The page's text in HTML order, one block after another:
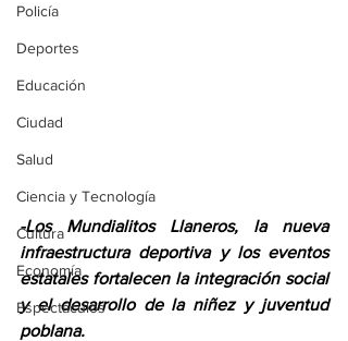
Policía
Deportes
Educación
Ciudad
Salud
Ciencia y Tecnología
Cultura
Economía
Espectáculos
-Los Mundialitos Llaneros, la nueva
infraestructura deportiva y los eventos
estatales fortalecen la integración social
y el desarrollo de la niñez y juventud
poblana.